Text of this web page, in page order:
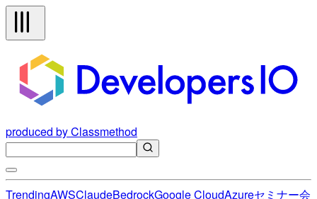
produced by Classmethod
TrendingAWSClaudeBedrockGoogle CloudAzureセミナー会